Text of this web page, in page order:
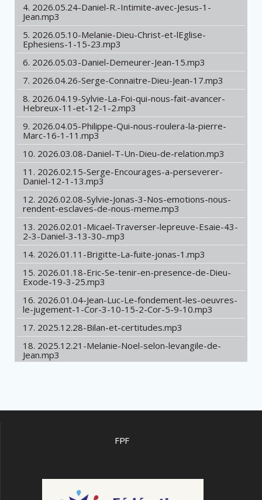
4. 2026.05.24-Daniel-R.-Intimite-avec-Jesus-1-
Jean.mp3
5. 2026.05.10-Melanie-Dieu-Christ-et-lEglise-
Ephesiens-1-15-23.mp3
6. 2026.05.03-Daniel-Demeurer-Jean-15.mp3
7. 2026.04.26-Serge-Connaitre-Dieu-Jean-17.mp3
8. 2026.04.19-Sylvie-La-Foi-qui-nous-fait-avancer-
Hebreux-11-et-12-1-2.mp3
9. 2026.04.05-Philippe-Qui-nous-roulera-la-pierre-
Marc-16-1-11.mp3
10. 2026.03.08-Daniel-T-Un-Dieu-de-relation.mp3
11. 2026.02.15-Serge-Encourages-a-perseverer-
Daniel-12-1-13.mp3
12. 2026.02.08-Sylvie-Jonas-3-Nos-emotions-nous-
rendent-esclaves-de-nous-meme.mp3
13. 2026.02.01-Micael-Traverser-lepreuve-Esaie-43-
2-3-Daniel-3-13-30-.mp3
14. 2026.01.11-Brigitte-La-fuite-jonas-1.mp3
15. 2026.01.18-Eric-Se-tenir-en-presence-de-Dieu-
Exode-19-3-25.mp3
16. 2026.01.04-Jean-Luc-Le-fondement-les-oeuvres-
le-jugement-1-Cor-3-10-15-2-Cor-5-9-10.mp3
17. 2025.12.28-Bilan-et-certitudes.mp3
18. 2025.12.21-Melanie-Noel-selon-levangile-de-
Jean.mp3
22. 2025.10.26-Sylvie-Quas-tu-chez-toi-Elisee-2-
Luc-7-36-50.mp3
FPF